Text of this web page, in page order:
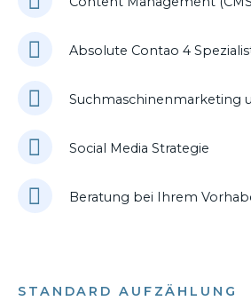
Absolute Contao 4
Suchmaschinenmarketing
Social Media Strategie
Beratung bei Ihrem
STANDARD AUFZÄHLUNG